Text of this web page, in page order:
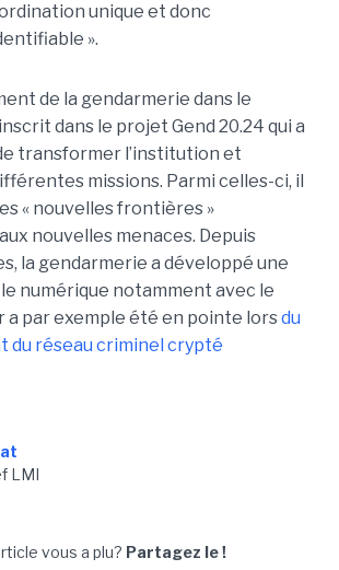
unique et donc
».
de la gendarmerie dans le
dans le projet Gend 20.24 qui a
transformer l’institution et
missions. Parmi celles-ci, il
« nouvelles frontières »
nouvelles menaces. Depuis
la gendarmerie a développé une
numérique notamment avec le
a par exemple été en pointe lorsdu
du réseau criminel crypté
LMI
vous a plu? Partagez le !